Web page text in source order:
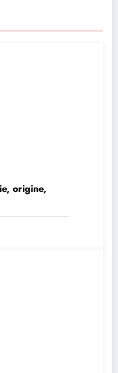
origine,